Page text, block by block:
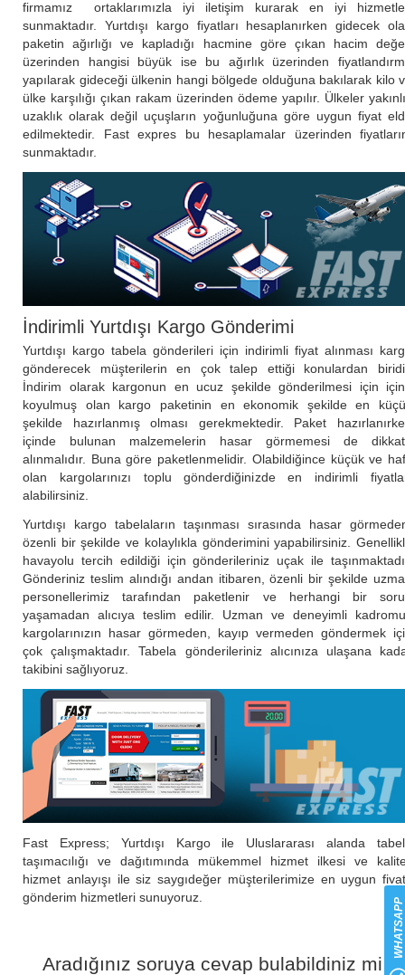
firmamız ortaklarımızla iyi iletişim kurarak en iyi
sunmaktadır. Yurtdışı kargo fiyatları hesaplanırken gidecek
paketin ağırlığı ve kapladığı hacmine göre çıkan hacim
üzerinden hangisi büyük ise bu ağırlık üzerinden
yapılarak gideceği ülkenin hangi bölgede olduğuna bakılarak kilo
ülke karşılığı çıkan rakam üzerinden ödeme yapılır. Ülkeler
uzaklık olarak değil uçuşların yoğunluğuna göre uygun fiyat
edilmektedir. Fast expres bu hesaplamalar üzerinden
sunmaktadır.
İndirimli Yurtdışı Kargo Gönderimi
Yurtdışı kargo tabela gönderileri için indirimli fiyat alınması
gönderecek müşterilerin en çok talep ettiği konulardan
İndirim olarak kargonun en ucuz şekilde gönderilmesi için
koyulmuş olan kargo paketinin en ekonomik şekilde en
şekilde hazırlanmış olması gerekmektedir. Paket
içinde bulunan malzemelerin hasar görmemesi de
alınmalıdır. Buna göre paketlenmelidir. Olabildiğince küçük ve
olan kargolarınızı toplu gönderdiğinizde en indirimli
alabilirsiniz.
Yurtdışı kargo tabelaların taşınması sırasında hasar
özenli bir şekilde ve kolaylıkla gönderimini yapabilirsiniz.
havayolu tercih edildiği için gönderileriniz uçak ile
Gönderiniz teslim alındığı andan itibaren, özenli bir şekilde
personellerimiz tarafından paketlenir ve herhangi bir
yaşamadan alıcıya teslim edilir. Uzman ve deneyimli
kargolarınızın hasar görmeden, kayıp vermeden göndermek
çok çalışmaktadır. Tabela gönderileriniz alıcınıza ulaşana
takibini sağlıyoruz.
Fast Express; Yurtdışı Kargo ile Uluslararası alanda
taşımacılığı ve dağıtımında mükemmel hizmet ilkesi ve
hizmet anlayışı ile siz saygıdeğer müşterilerimize en uygun
gönderim hizmetleri sunuyoruz.
Aradığınız soruya cevap bulabildiniz mi?
WHATSAPP